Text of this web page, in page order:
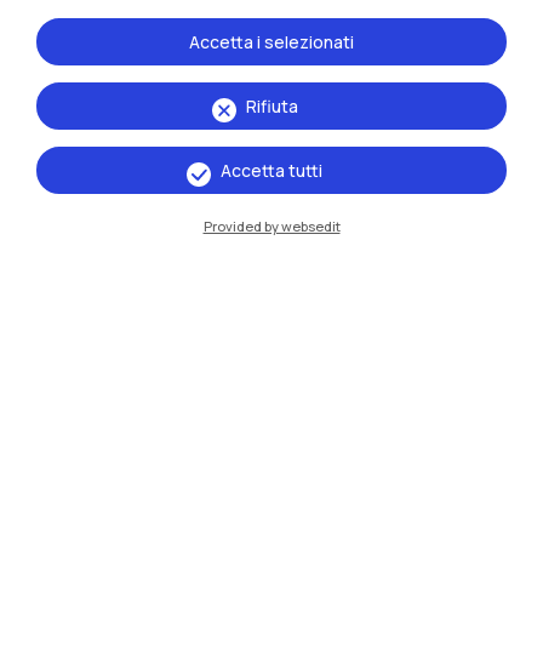
Rifiuta
Accetta i selezionati
Accetta tutti
Provided by websedit